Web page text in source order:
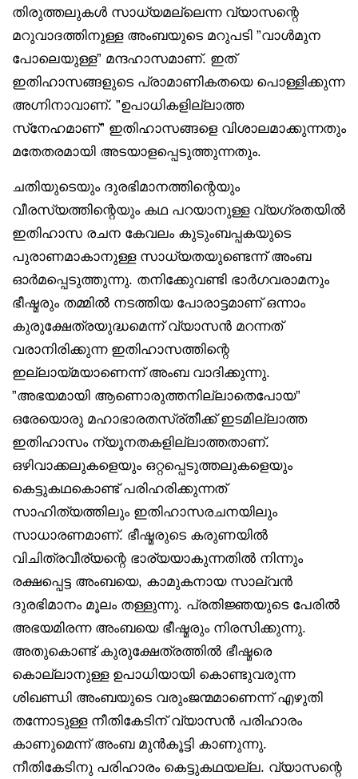
തിരുത്തലുകൾ സാധ്യമല്ലെന്ന വ്യാസന്റെ
മറുവാദത്തിനുള്ള അംബയുടെ മറുപടി ”വാൾമുന
പോലെയുള്ള” മന്ദഹാസമാണ്. ഇത്
ഇതിഹാസങ്ങളുടെ പ്രാമാണികതയെ പൊള്ളിക്കുന്ന
അഗ്നിനാവാണ്. ”ഉപാധികളില്ലാത്ത
സ്‌നേഹമാണ്” ഇതിഹാസങ്ങളെ വിശാലമാക്കുന്നതും
മതേതരമായി അടയാളപ്പെടുത്തുന്നതും.
ചതിയുടെയും ദുരഭിമാനത്തിന്റെയും
വീരസ്യത്തിന്റെയും കഥ പറയാനുള്ള വ്യഗ്രതയിൽ
ഇതിഹാസ രചന കേവലം കുടുംബപ്പകയുടെ
പുരാണമാകാനുള്ള സാധ്യതയുണ്ടെന്ന് അംബ
ഓർമപ്പെടുത്തുന്നു. തനിക്കുേവണ്ടി ഭാർഗവരാമനും
ഭീഷ്മരും തമ്മിൽ നടത്തിയ പോരാട്ടമാണ് ഒന്നാം
കുരുക്ഷേത്രയുദ്ധമെന്ന് വ്യാസൻ മറന്നത്
വരാനിരിക്കുന്ന ഇതിഹാസത്തിന്റെ
ഇല്ലായ്മയാണെന്ന് അംബ വാദിക്കുന്നു.
”അഭയമായി ആണൊരുത്തനില്ലാതെപോയ”
ഒരേയൊരു മഹാഭാരതസ്ര്തീക്ക് ഇടമില്ലാത്ത
ഇതിഹാസം ന്യൂനതകളില്ലാത്തതാണ്.
ഒഴിവാക്കലുകളെയും ഒറ്റപ്പെടുത്തലുകളെയും
കെട്ടുകഥകൊണ്ട് പരിഹരിക്കുന്നത്
സാഹിത്യത്തിലും ഇതിഹാസരചനയിലും
സാധാരണമാണ്. ഭീഷ്മരുടെ കരുണയിൽ
വിചിത്രവീര്യന്റെ ഭാര്യയാകുന്നതിൽ നിന്നും
രക്ഷപ്പെട്ട അംബയെ, കാമുകനായ സാല്വൻ
ദുരഭിമാനം മൂലം തള്ളുന്നു. പ്രതിജ്ഞയുടെ പേരിൽ
അഭയമിരന്ന അംബയെ ഭീഷ്മരും നിരസിക്കുന്നു.
അതുകൊണ്ട് കുരുക്ഷേത്രത്തിൽ ഭീഷ്മരെ
കൊല്ലാനുള്ള ഉപാധിയായി കൊണ്ടുവരുന്ന
ശിഖണ്ഡി അംബയുടെ വരുംജന്മമാണെന്ന് എഴുതി
തന്നോടുള്ള നീതികേടിന് വ്യാസൻ പരിഹാരം
കാണുമെന്ന് അംബ മുൻകൂട്ടി കാണുന്നു.
നീതികേടിനു പരിഹാരം കെട്ടുകഥയല്ല. വ്യാസന്റെ